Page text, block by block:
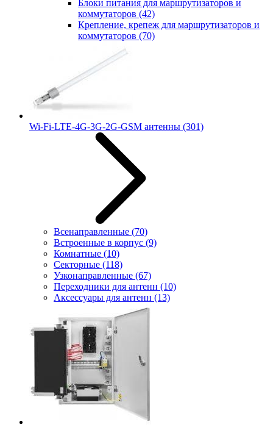
Блоки питания для маршрутизаторов и
коммутаторов (42)
Крепление, крепеж для маршрутизаторов и
коммутаторов (70)
Wi-Fi-LTE-4G-3G-2G-GSM антенны (301)
Всенаправленные (70)
Встроенные в корпус (9)
Комнатные (10)
Секторные (118)
Узконаправленные (67)
Переходники для антенн (10)
Аксессуары для антенн (13)